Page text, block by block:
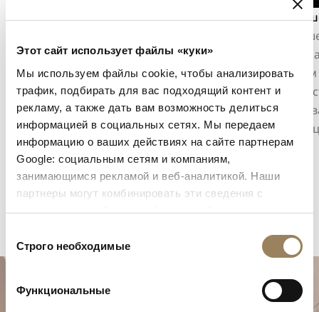
Этот сайт использует файлы «куки»
Мы используем файлы cookie, чтобы анализировать
трафик, подбирать для вас подходящий контент и
рекламу, а также дать вам возможность делиться
информацией в социальных сетях. Мы передаем
информацию о ваших действиях на сайте партнерам
Google: социальным сетям и компаниям,
занимающимся рекламой и веб-аналитикой. Наши
партнеры могут комбинировать эти сведения с
предоставленной вами информацией, а также
вами их сервисов.
согласия
Строго необходимые
Функциональные
Прямые полосы
отделка, образованная регулярными
параллельными полосами на компонентах
механизма. Они структурируют
поверхность, смягчают блики и
подчёркивают геометрию мостов.
ручным